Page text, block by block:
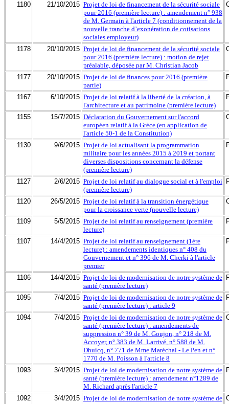
1180 21/10/2015 Projet de loi de financement de la sécurité sociale
pour 2016 (première lecture) : amendement n° 938
de M. Germain à l'article 7 (conditionnement de la
nouvelle tranche d’exonération de cotisations
sociales employeur)
1178 20/10/2015 Projet de loi de financement de la sécurité sociale
pour 2016 (première lecture) : motion de rejet
préalable, déposée par M. Christian Jacob
1177 20/10/2015 Projet de loi de finances pour 2016 (première
partie)
1167 6/10/2015 Projet de loi relatif à la liberté de la création, à
l'architecture et au patrimoine (première lecture)
1155 15/7/2015 Déclaration du Gouvernement sur l'accord
européen relatif à la Grèce (en application de
l'article 50-1 de la Constitution)
1130 9/6/2015 Projet de loi actualisant la programmation
militaire pour les années 2015 à 2019 et portant
diverses dispositions concernant la défense
(première lecture)
1127 2/6/2015 Projet de loi relatif au dialogue social et à l'emploi
(première lecture)
1120 26/5/2015 Projet de loi relatif à la transition énergétique
pour la croissance verte (nouvelle lecture)
1109 5/5/2015 Projet de loi relatif au renseignement (première
lecture)
1107 14/4/2015 Projet de loi relatif au renseignement (1ère
lecture) : amendements identiques n° 408 du
Gouvernement et n° 396 de M. Cherki à l'article
premier
1106 14/4/2015 Projet de loi de modernisation de notre système de
santé (première lecture)
1095 7/4/2015 Projet de loi de modernisation de notre système de
santé (première lecture) : article 9
1094 7/4/2015 Projet de loi de modernisation de notre système de
santé (première lecture) : amendements de
suppression n° 39 de M. Goujon, n° 218 de M.
Accoyer, n° 383 de M. Larrivé, n° 588 de M.
Dhuicq, n° 771 de Mme Maréchal - Le Pen et n°
1770 de M. Poisson à l'article 8
1093 3/4/2015 Projet de loi de modernisation de notre système de
santé (première lecture) : amendement n°1289 de
M. Richard après l'article 7
1092 3/4/2015 Projet de loi de modernisation de notre système de